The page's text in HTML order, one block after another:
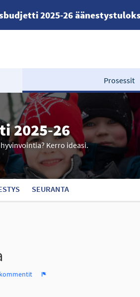
2025-26
Prosessit
2025-26
Kerro ideasi.
SEURANTA